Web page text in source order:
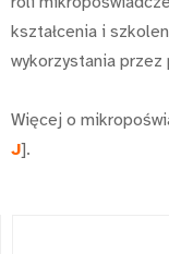
kształcenia i
wykorzystania przez
Więcej o
J].